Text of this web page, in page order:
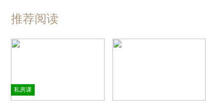
推荐阅读
私房课